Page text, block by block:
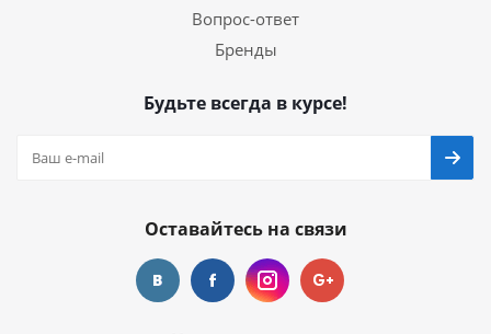
Вопрос-ответ
Бренды
Будьте всегда в курсе!
Оставайтесь на связи